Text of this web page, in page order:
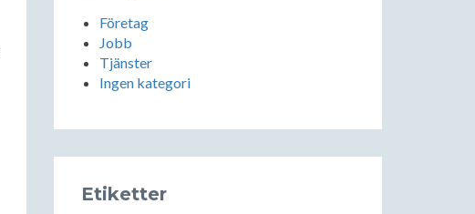
Företag
Jobb
Tjänster
Ingen kategori
Etiketter